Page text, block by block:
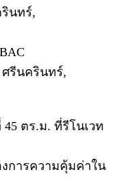
นทร์,
ศรีนครินทร์,
ตร.ม. ที่รีโนเวท
การความคุ้มค่าใน